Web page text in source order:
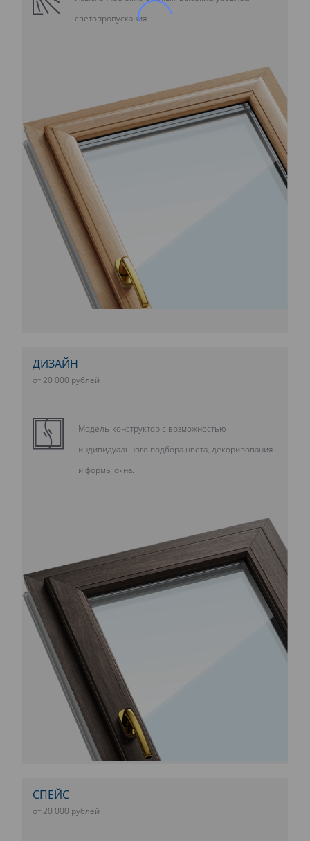
светопропускания
ДИЗАЙН
от 20 000 рублей
Модель-конструктор с возможностью
индивидуального подбора цвета, декорирования
и формы окна.
СПЕЙС
от 20 000 рублей